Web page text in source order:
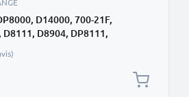
D14000, 700-21F,
D8904, DP8111,
DP8212, SH144AX, SH146AX,
BatLi05 (5400mAh, 3.6V)